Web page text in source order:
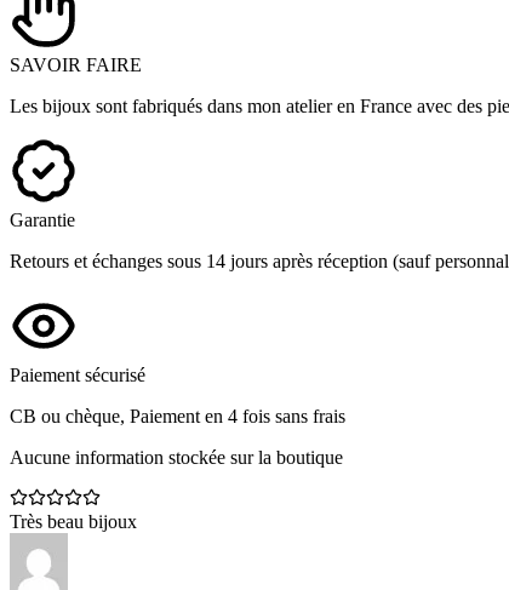
SAVOIR FAIRE
Les bijoux sont fabriqués dans mon atelier en France avec des
Garantie
Retours et échanges sous 14 jours après réception (sauf
Paiement sécurisé
CB ou chèque, Paiement en 4 fois sans frais
Aucune information stockée sur la boutique
Très beau bijoux